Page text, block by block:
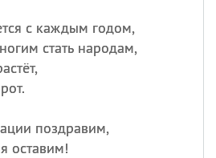
с каждым годом,
стать народам,
поздравим,
оставим!